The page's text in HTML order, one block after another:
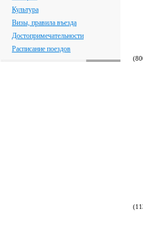
Культура
Визы, правила въезда
Достопримечательности
Расписание поездов